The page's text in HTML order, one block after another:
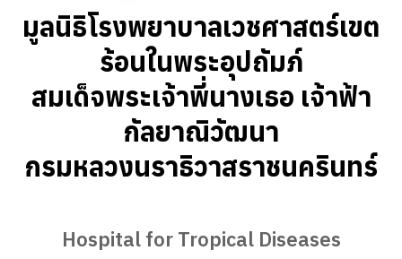
มูลนิธิโรงพยาบาลเวชศาสตร์เขต
ร้อนในพระอุปถัมภ์
สมเด็จพระเจ้าพี่นางเธอ เจ้าฟ้า
กัลยาณิวัฒนา
กรมหลวงนราธิวาสราชนครินทร์
Hospital for Tropical Diseases